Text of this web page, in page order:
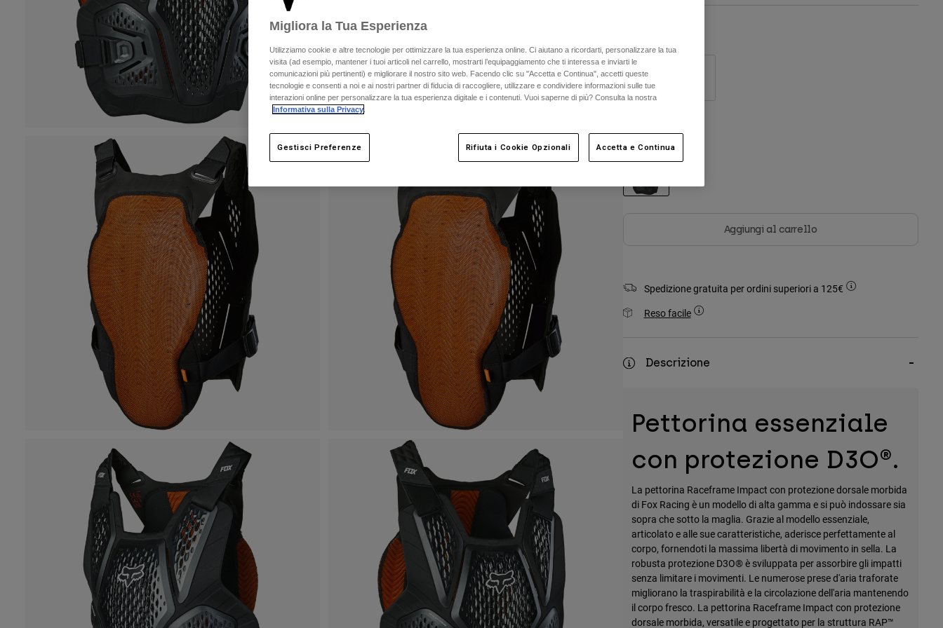
S/M
Colore -Nero
Aggiungi al carrello
Spedizione gratuita per ordini superiori a 125€
Reso facile
Descrizione
Pettorina essenziale
con protezione D3O®.
La pettorina Raceframe Impact con protezione dorsale morbida
di Fox Racing è un modello di alta gamma e si può indossare sia
sopra che sotto la maglia. Grazie al modello essenziale,
articolato e alle sue caratteristiche, aderisce perfettamente al
corpo, fornendoti la massima libertà di movimento in sella. La
robusta protezione D3O® è sviluppata per assorbire gli impatti
senza limitare i movimenti. Le numerose prese d'aria traforate
migliorano la traspirabilità e la circolazione dell'aria mantenendo
il corpo fresco. La pettorina Raceframe Impact con protezione
dorsale morbida, versatile e progettato per la struttura RAP™
Migliora la Tua Esperienza
Utilizziamo cookie e altre tecnologie per ottimizzare la tua esperienza online. Ci aiutano a ricordarti, personalizzare la tua
visita (ad esempio, mantener i tuoi articoli nel carrello, mostrarti l’equipaggiamento che ti interessa e inviarti le
comunicazioni più pertinenti) e migliorare il nostro sito web. Facendo clic su "Accetta e Continua", accetti queste
tecnologie e consenti a noi e ai nostri partner di fiducia di raccogliere, utilizzare e condividere informazioni sulle tue
interazioni online per personalizzare la tua esperienza digitale e i contenuti. Vuoi saperne di più? Consulta la nostra
Informativa sulla Privacy.
Gestisci Preferenze Rifiuta i Cookie Opzionali Accetta e Continua